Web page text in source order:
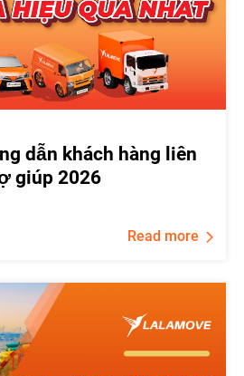
dẫn khách hàng liên
giúp 2026
Read more